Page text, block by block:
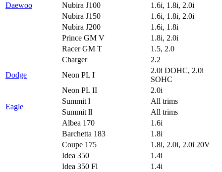
Daewoo
Nubira J100
1.6i, 1.8i, 2.0i
Nubira J150
1.6i, 1.8i, 2.0i
Nubira J200
1.6i, 1.8i
Prince GM V
1.8i, 2.0i
Racer GM T
1.5, 2.0
Dodge
Charger
2.2
Neon PL I
2.0i DOHC, 2.0i
SOHC
Neon PL II
2.0i
Eagle
Summit l
All trims
Summit ll
All trims
Albea 170
1.6i
Barchetta 183
1.8i
Coupe 175
1.8i, 2.0i, 2.0i 20V
Idea 350
1.4i
Idea 350 Fl
1.4i